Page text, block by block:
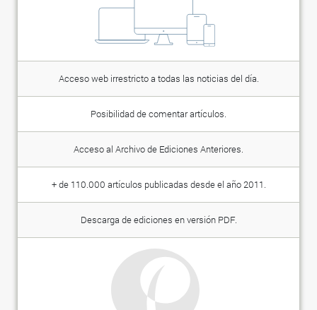
Acceso web irrestricto a todas las noticias del día.
Posibilidad de comentar artículos.
Acceso al Archivo de Ediciones Anteriores.
+ de 110.000 artículos publicadas desde el año 2011.
Descarga de ediciones en versión PDF.